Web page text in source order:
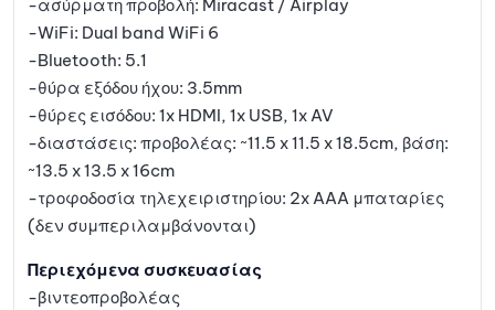
-ασύρματη προβολή: Miracast / Airplay
-WiFi: Dual band WiFi 6
-Bluetooth: 5.1
-θύρα εξόδου ήχου: 3.5mm
-θύρες εισόδου: 1x HDMI, 1x USB, 1x AV
-διαστάσεις: προβολέας: ~11.5 x 11.5 x 18.5cm, βάση:
~13.5 x 13.5 x 16cm
-τροφοδοσία τηλεχειριστηρίου: 2x AAA μπαταρίες
(δεν συμπεριλαμβάνονται)
Περιεχόμενα συσκευασίας
-βιντεοπροβολέας